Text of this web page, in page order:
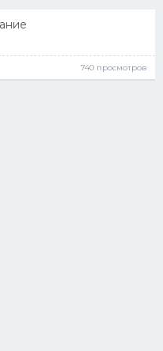
740 просмотров